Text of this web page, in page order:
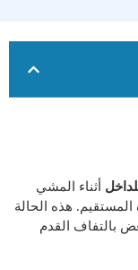
أثناء المشي
المستقيم. هذه الحالة
بالتفاف القدم